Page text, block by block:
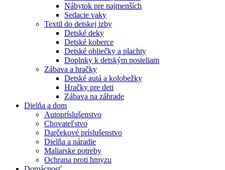
Nábytok pre najmenších
Sedacie vaky
Textil do detskej izby
Detské deky
Detské koberce
Detské obliečky a plachty
Doplnky k detským posteliam
Zábava a hračky
Detské autá a kolobežky
Hračky pre deti
Zábava na záhrade
Dielňa a dom
Autopríslušenstvo
Chovateľstvo
Darčekové príslušenstvo
Dielňa a náradie
Maliarske potreby
Ochrana proti hmyzu